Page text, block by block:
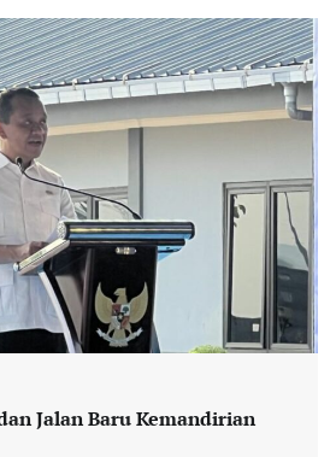
Jalan Baru Kemandirian